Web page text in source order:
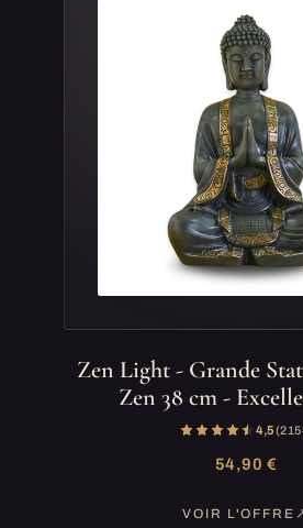
Zen Light - Grande
Zen 38 cm -
4,5(2
54,90 €
VOIR L'OFFRE